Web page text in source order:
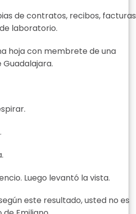
de contratos, recibos, facturas
laboratorio.
hoja con membrete de una
Luego levantó la vista.
este resultado, usted no es